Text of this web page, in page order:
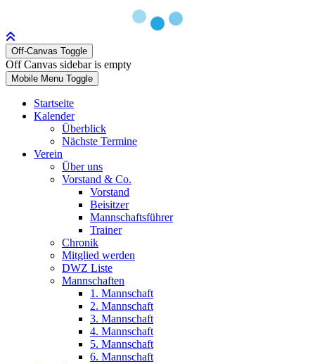
Off-Canvas Toggle
Off Canvas sidebar is empty
Mobile Menu Toggle
Startseite
Kalender
Überblick
Nächste Termine
Verein
Über uns
Vorstand & Co.
Vorstand
Beisitzer
Mannschaftsführer
Trainer
Chronik
Mitglied werden
DWZ Liste
Mannschaften
1. Mannschaft
2. Mannschaft
3. Mannschaft
4. Mannschaft
5. Mannschaft
6. Mannschaft